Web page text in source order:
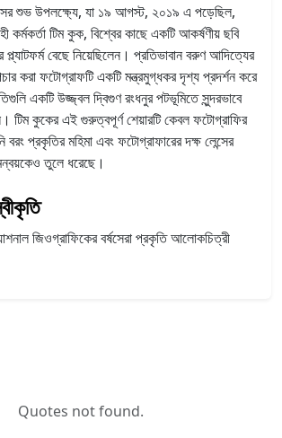
শুভ উপলক্ষ্যে, যা ১৯ আগস্ট, ২০১৯ এ পড়েছিল,
কর্মকর্তা টিম কুক, বিশ্বের কাছে একটি আকর্ষণীয় ছবি
বেছে নিয়েছিলেন। প্রতিভাবান বরুণ আদিত্যের
করা ফটোগ্রাফটি একটি মন্ত্রমুগ্ধকর দৃশ্য প্রদর্শন করে
একটি উজ্জ্বল দ্বিগুণ রংধনুর পটভূমিতে সুন্দরভাবে
টিম কুকের এই গুরুত্বপূর্ণ শেয়ারটি কেবল ফটোগ্রাফির
বরং প্রকৃতির মহিমা এবং ফটোগ্রাফারের দক্ষ লেন্সের
তুলে ধরেছে।
জিওগ্রাফিকের বর্ষসেরা প্রকৃতি আলোকচিত্রী
Quotes not found.